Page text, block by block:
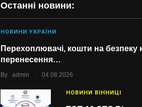
Останні новини:
НОВИНИ УКРАЇНИ
Перехоплювачі, кошти на безпеку
перенесення…
By admin . 04.08.2026
НОВИНИ ВІННИЦІ